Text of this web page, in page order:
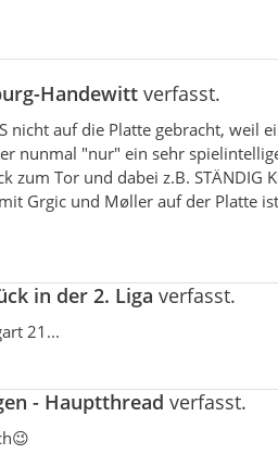
Handewitt verfasst.
nicht auf die Platte gebracht, weil
nunmal "nur" ein sehr
Tor und dabei z.B. STÄNDIG
Grgic und Møller auf der Platte
in der 2. Liga verfasst.
21...
- Hauptthread verfasst.